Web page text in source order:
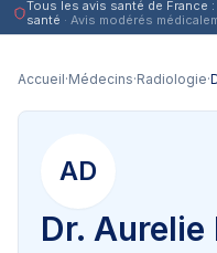
Tous les avis santé de France
santé · Avis modérés
Accueil·Médecins·Radiologie·
AD
Dr. Aurelie